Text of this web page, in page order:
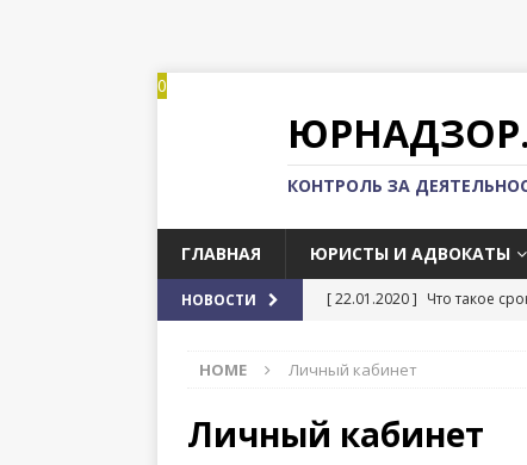
КОНТРОЛЬ ЗА
ГЛАВНАЯ ЮРИСТЫ И АДВОКАТЫ
НОВОСТИ [ 22.01.2020 ] Что такое
[ 22.01.2020 ]
[ 22.01.2020 ]
HOME Личный кабинет
Личный кабинет
0